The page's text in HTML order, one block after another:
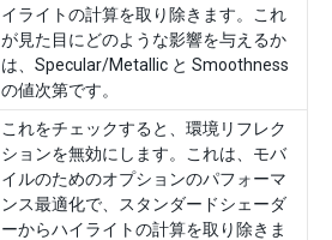
イライトの計算を取り除きます。これ
が見た目にどのような影響を与えるか
は、Specular/Metallic と Smoothness
の値次第です。
これをチェックすると、環境リフレク
ションを無効にします。これは、モバ
イルのためのオプションのパフォーマ
ンス最適化で、スタンダードシェーダ
ーからハイライトの計算を取り除きま